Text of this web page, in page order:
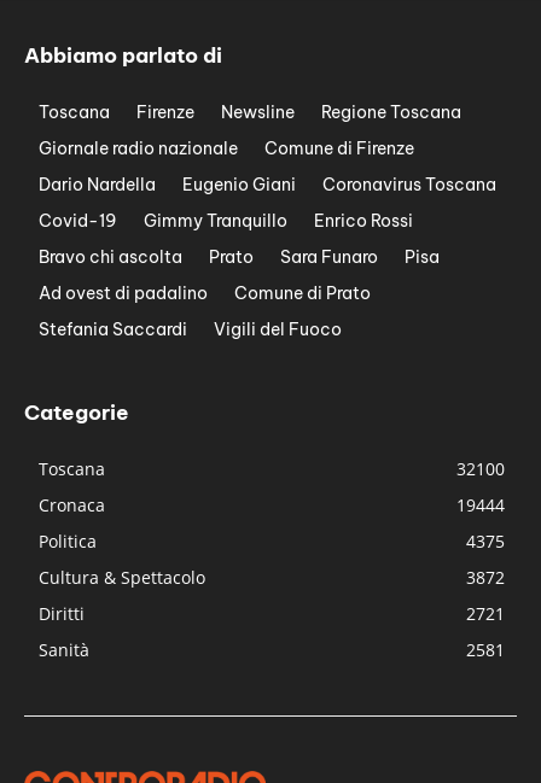
Abbiamo parlato di
Toscana Firenze Newsline
Regione Toscana
Giornale radio nazionale
Comune di Firenze
Dario Nardella
Eugenio Giani
Coronavirus Toscana
Covid-19
Gimmy Tranquillo
Enrico Rossi
Bravo chi ascolta
Prato Sara Funaro
Pisa
Ad ovest di padalino
Comune di Prato
Stefania Saccardi
Vigili del Fuoco
Categorie
Toscana
32100
Cronaca
19444
Politica
4375
Cultura & Spettacolo
3872
Diritti
2721
Sanità
2581